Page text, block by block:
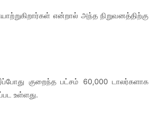
என்றால் அந்த நிறுவனத்திற்கு
குறைந்த பட்சம் 60,000 டாலர்களாக
உள்ளது.